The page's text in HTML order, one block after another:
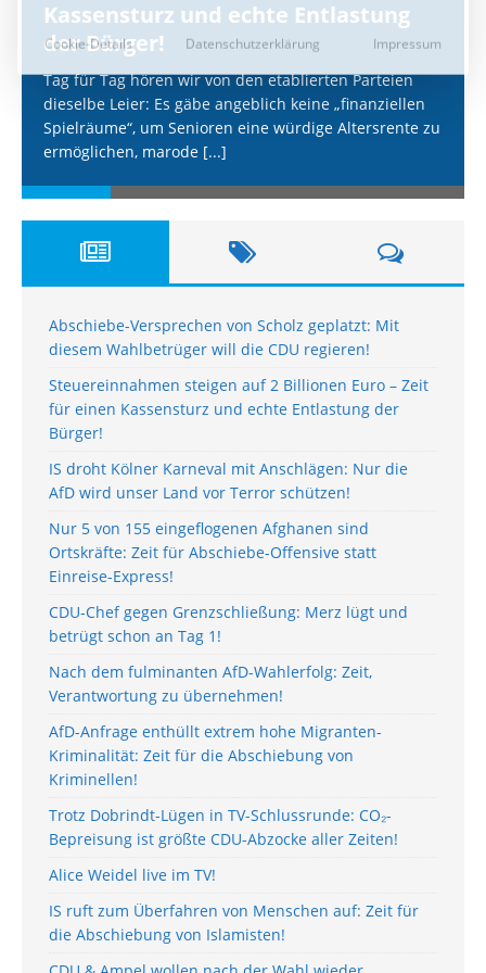
Kassensturz und echte Entlastung
der Bürger!
Tag für Tag hören wir von den etablierten Parteien
dieselbe Leier: Es gäbe angeblich keine „finanziellen
Spielräume“, um Senioren eine würdige Altersrente zu
ermöglichen, marode [...]
Abschiebe-Versprechen von Scholz geplatzt: Mit
diesem Wahlbetrüger will die CDU regieren!
Steuereinnahmen steigen auf 2 Billionen Euro – Zeit
für einen Kassensturz und echte Entlastung der
Bürger!
IS droht Kölner Karneval mit Anschlägen: Nur die
AfD wird unser Land vor Terror schützen!
Nur 5 von 155 eingeflogenen Afghanen sind
Ortskräfte: Zeit für Abschiebe-Offensive statt
Einreise-Express!
CDU-Chef gegen Grenzschließung: Merz lügt und
betrügt schon an Tag 1!
Nach dem fulminanten AfD-Wahlerfolg: Zeit,
Verantwortung zu übernehmen!
AfD-Anfrage enthüllt extrem hohe Migranten-
Kriminalität: Zeit für die Abschiebung von
Kriminellen!
Trotz Dobrindt-Lügen in TV-Schlussrunde: CO₂-
Bepreisung ist größte CDU-Abzocke aller Zeiten!
Alice Weidel live im TV!
IS ruft zum Überfahren von Menschen auf: Zeit für
die Abschiebung von Islamisten!